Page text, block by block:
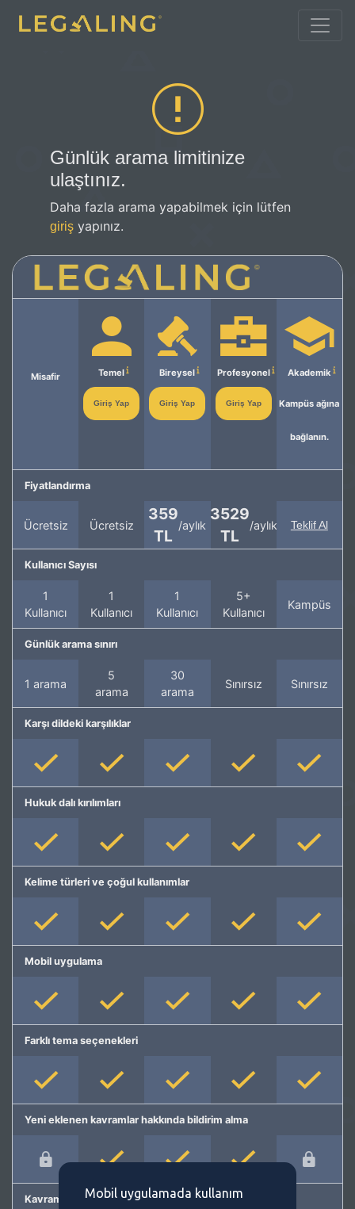
Günlük arama limitinize
ulaştınız.
Daha fazla arama yapabilmek için lütfen
giriş yapınız.
Misafir Temel
Giriş Yap
Bireysel
Giriş Yap
Profesyonel
Giriş Yap
Akademik
Kampüs ağına
bağlanın.
Fiyatlandırma
Ücretsiz Ücretsiz
359
TL
/aylık
3529
TL
/aylık Teklif Al
Kullanıcı Sayısı
1
Kullanıcı
1
Kullanıcı
1
Kullanıcı
5+
Kullanıcı
Kampüs
Günlük arama sınırı
1 arama
5
arama
30
arama
Sınırsız Sınırsız
Karşı dildeki karşılıklar
Hukuk dalı kırılımları
Kelime türleri ve çoğul kullanımlar
Mobil uygulama
Farklı tema seçenekleri
Yeni eklenen kavramlar hakkında bildirim alma
Kavram önermeMobil uygulamada kullanım